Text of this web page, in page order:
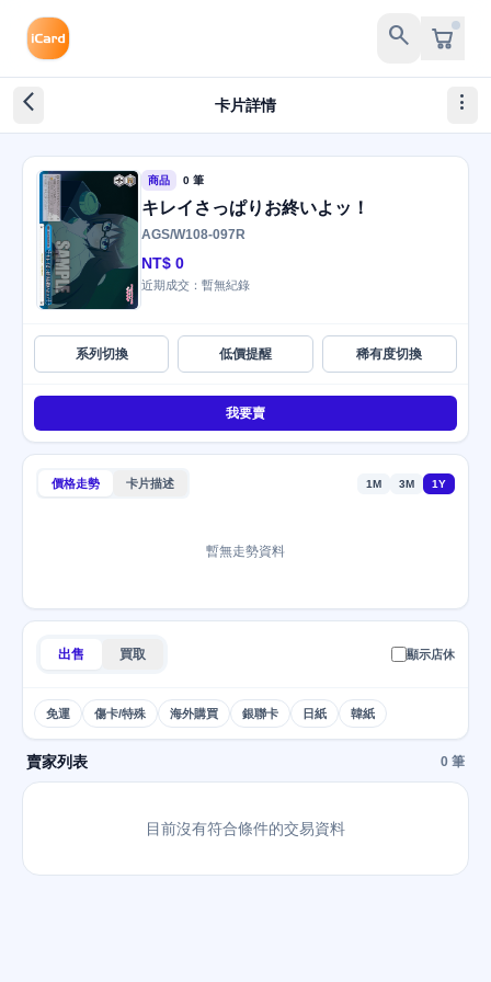
search
arrow_back_ios_new 卡片詳情 more_vert
商品 0 筆
キレイさっぱりお終いよッ！
AGS/W108-097R
NT$ 0
近期成交：暫無紀錄
系列切換 低價提醒 稀有度切換
我要賣
價格走勢 卡片描述 1M 3M 1Y
暫無走勢資料
出售 買取 顯示店休
免運 傷卡/特殊 海外購買 銀聯卡 日紙 韓紙
賣家列表 0 筆
目前沒有符合條件的交易資料